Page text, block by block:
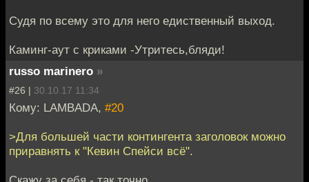
Судя по всему это для него едиственный выход.
Каминг-аут с криками -Утритесь,бляди!
russo marinero »
#26 | 30.10.17 11:34
Кому: LAMBADA, #20
>Для большей части контингента заголовок можно
приравнять к "Кевин Спейси всё".